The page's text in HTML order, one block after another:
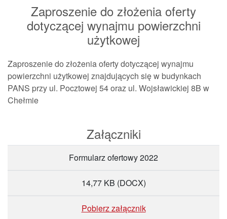
Zaproszenie do złożenia oferty
dotyczącej wynajmu powierzchni
użytkowej
Zaproszenie do złożenia oferty dotyczącej wynajmu
powierzchni użytkowej znajdujących się w budynkach
PANS przy ul. Pocztowej 54 oraz ul. Wojsławickiej 8B w
Chełmie
Załączniki
Formularz ofertowy 2022
14,77 KB (DOCX)
Pobierz załącznik